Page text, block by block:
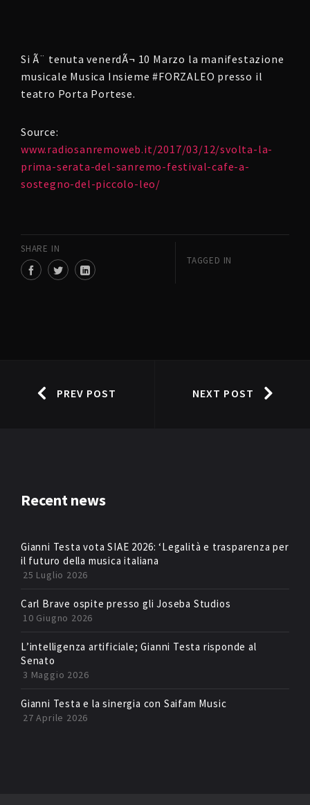
Si Ã¨ tenuta venerdÃ¬ 10 Marzo la manifestazione
musicale Musica Insieme #FORZALEO presso il
teatro Porta Portese.
Source:
www.radiosanremoweb.it/2017/03/12/svolta-la-
prima-serata-del-sanremo-festival-cafe-a-
sostegno-del-piccolo-leo/
SHARE IN
TAGGED IN
PREV POST NEXT POST
Recent news
Gianni Testa vota SIAE 2026: ‘Legalità e trasparenza per
il futuro della musica italiana
25 Luglio 2026
Carl Brave ospite presso gli Joseba Studios
10 Giugno 2026
L’intelligenza artificiale; Gianni Testa risponde al
Senato
3 Maggio 2026
Gianni Testa e la sinergia con Saifam Music
27 Aprile 2026